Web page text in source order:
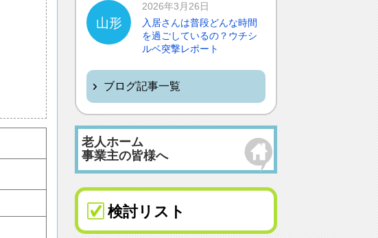
山形
2026年3月26日
入居さんは普段どんな時間
を過ごしているの？ウチシ
ルベ突撃レポート
ブログ記事一覧
老人ホーム
事業主の皆様へ
検討リスト